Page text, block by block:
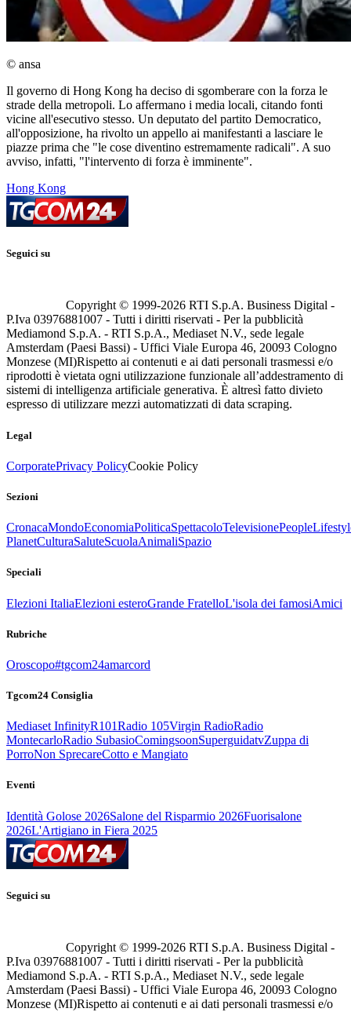
© ansa
Il governo di Hong Kong ha deciso di sgomberare con la forza le
strade della metropoli. Lo affermano i media locali, citando fonti
vicine all'esecutivo stesso. Un deputato del partito Democratico,
all'opposizione, ha rivolto un appello ai manifestanti a lasciare le
piazze prima che "le cose diventino estremamente radicali". A suo
avviso, infatti, "l'intervento di forza è imminente".
Hong Kong
Seguici su
Copyright © 1999-2026 RTI S.p.A. Business Digital -
P.Iva 03976881007 - Tutti i diritti riservati - Per la pubblicità
Mediamond S.p.A. - RTI S.p.A., Mediaset N.V., sede legale
Amsterdam (Paesi Bassi) - Uffici Viale Europa 46, 20093 Cologno
Monzese (MI)Rispetto ai contenuti e ai dati personali trasmessi e/o
riprodotti è vietata ogni utilizzazione funzionale all’addestramento di
sistemi di intelligenza artificiale generativa. È altresì fatto divieto
espresso di utilizzare mezzi automatizzati di data scraping.
Legal
CorporatePrivacy PolicyCookie Policy
Sezioni
CronacaMondoEconomiaPoliticaSpettacoloTelevisionePeople
PlanetCulturaSaluteScuolaAnimaliSpazio
Speciali
Elezioni ItaliaElezioni esteroGrande FratelloL'isola dei famosiAmici
Rubriche
Oroscopo#tgcom24amarcord
Tgcom24 Consiglia
Mediaset InfinityR101Radio 105Virgin RadioRadio
MontecarloRadio SubasioComingsoonSuperguidatvZuppa di
PorroNon SprecareCotto e Mangiato
Eventi
Identità Golose 2026Salone del Risparmio 2026Fuorisalone
2026L'Artigiano in Fiera 2025
Seguici su
Copyright © 1999-2026 RTI S.p.A. Business Digital -
P.Iva 03976881007 - Tutti i diritti riservati - Per la pubblicità
Mediamond S.p.A. - RTI S.p.A., Mediaset N.V., sede legale
Amsterdam (Paesi Bassi) - Uffici Viale Europa 46, 20093 Cologno
Monzese (MI)Rispetto ai contenuti e ai dati personali trasmessi e/o